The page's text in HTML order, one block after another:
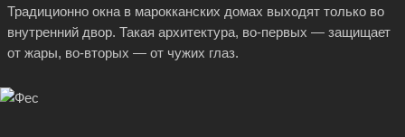
Традиционно окна в марокканских домах выходят только во
внутренний двор. Такая архитектура, во-первых — защищает
от жары, во-вторых — от чужих глаз.